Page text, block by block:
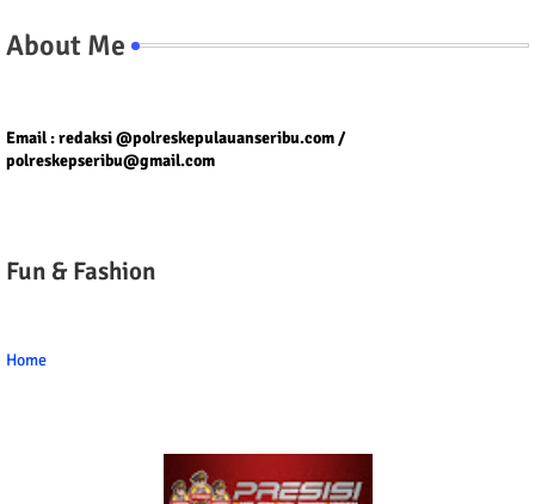
About Me
Email : redaksi @polreskepulauanseribu.com /
polreskepseribu@gmail.com
Fun & Fashion
Home